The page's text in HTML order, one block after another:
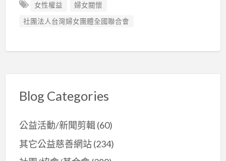
女性權益
婦女關懷
社團法人台灣婦女團體全國聯合會
Blog Categories
公益活動/新聞剪輯(60)
其它公益慈善網站(234)